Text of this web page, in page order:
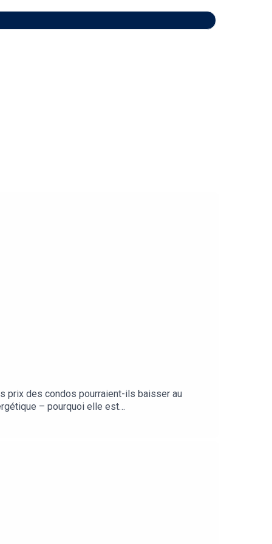
prix des condos pourraient-ils baisser au
– pourquoi elle est
Votre argent – finances personnelles